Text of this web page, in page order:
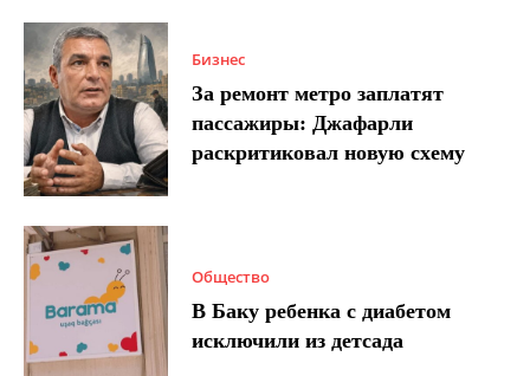
Бизнес
За ремонт метро заплатят
пассажиры: Джафарли
раскритиковал новую схему
Общество
В Баку ребенка с диабетом
исключили из детсада